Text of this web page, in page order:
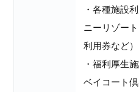
・各種施設
ニーリゾー
利用券など）
・福利厚生
ベイコート